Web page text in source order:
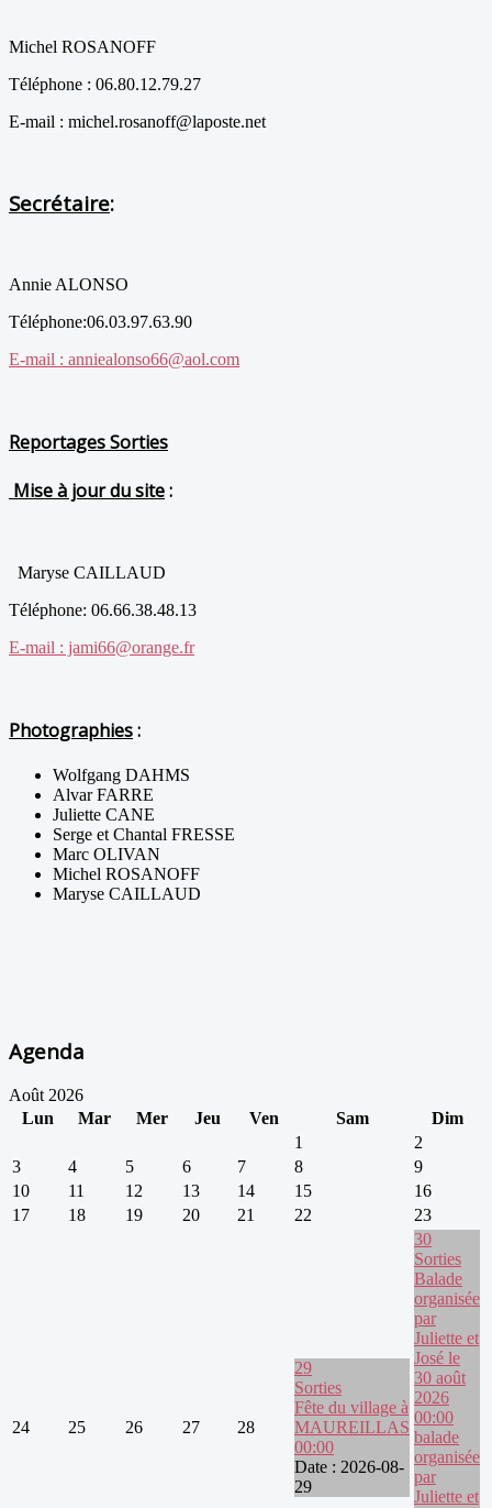
Michel ROSANOFF
Téléphone : 06.80.12.79.27
E-mail : michel.rosanoff@laposte.net
Secrétaire:
Annie ALONSO
Téléphone:06.03.97.63.90
E-mail : anniealonso66@aol.com
Reportages Sorties
Mise à jour du site:
Maryse CAILLAUD
Téléphone: 06.66.38.48.13
E-mail : jami66@orange.fr
Photographies:
Wolfgang DAHMS
Alvar FARRE
Juliette CANE
Serge et Chantal FRESSE
Marc OLIVAN
Michel ROSANOFF
Maryse CAILLAUD
Agenda
Août 2026
Lun
Mar Mer Jeu Ven Sam
Dim
1
2
3
4 5 6 7 8
9
10
11 12 13 14 15
16
17
18 19 20 21 22 23
24 25 26 27 28
29
Sorties
Fête du village à
MAUREILLAS
00:00
Date : 2026-08-
29
30
Sorties
Balade
organisée
par
Juliette et
José le
30 août
2026
00:00
balade
organisée
par
Juliette et